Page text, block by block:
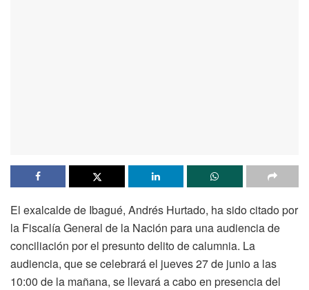
El exalcalde de Ibagué, Andrés Hurtado, ha sido citado por
la Fiscalía General de la Nación para una audiencia de
conciliación por el presunto delito de calumnia. La
audiencia, que se celebrará el jueves 27 de junio a las
10:00 de la mañana, se llevará a cabo en presencia del